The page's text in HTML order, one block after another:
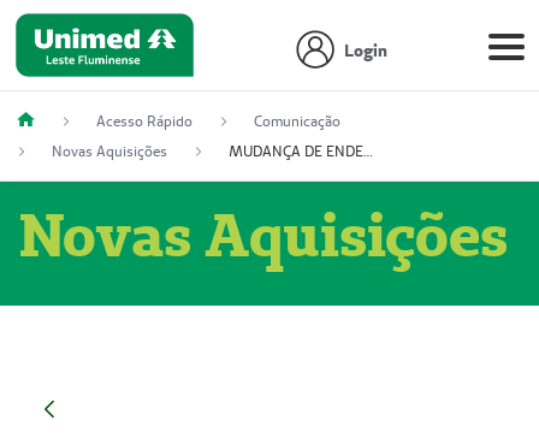
Login
Acesso Rápido
Comunicação
Novas Aquisições
MUDANÇA DE ENDEREÇO - DIAGITAB SERVIÇOS MÉDICOS LTDA (54003267-5)
Novas Aquisições